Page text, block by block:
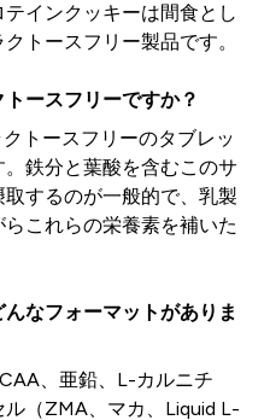
インクッキーは間食とし
トースフリー製品です。
ースフリーですか？
トースフリーのタブレッ
。鉄分と葉酸を含むこのサ
するのが一般的で、乳製
これらの栄養素を補いた
なフォーマットがありま
、亜鉛、L-カルニチ
（ZMA、マカ、Liquid L-